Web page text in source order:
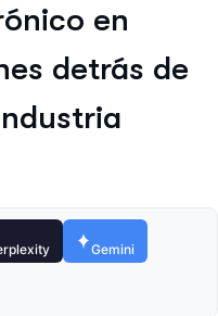
en
detrás de
Gemini